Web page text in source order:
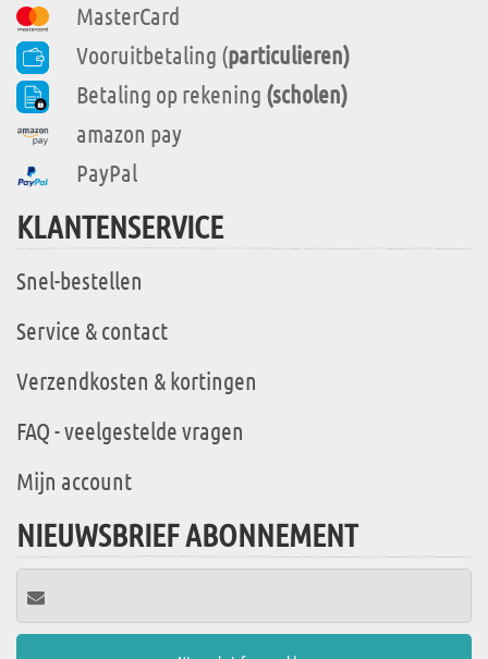
MasterCard
Vooruitbetaling (particulieren)
Betaling op rekening (scholen)
amazon pay
PayPal
KLANTENSERVICE
Snel-bestellen
Service & contact
Verzendkosten & kortingen
FAQ - veelgestelde vragen
Mijn account
NIEUWSBRIEF ABONNEMENT